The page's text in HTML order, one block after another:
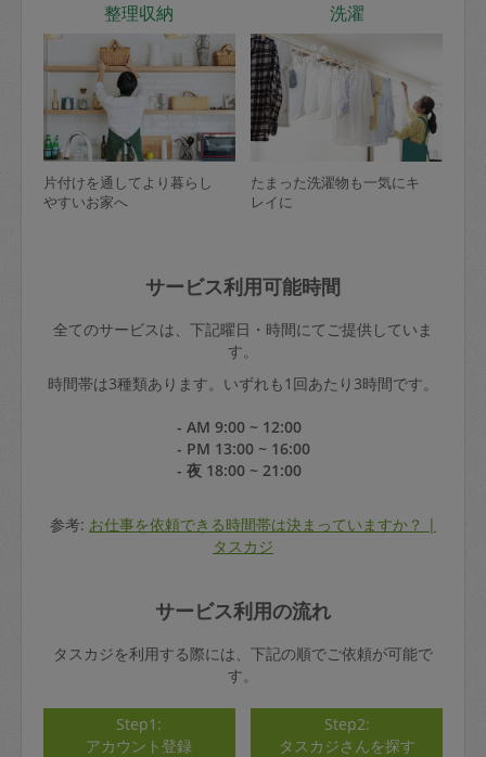
整理収納
片付けを通してより暮らし
やすいお家へ
洗濯
たまった洗濯物も一気にキ
レイに
サービス利用可能時間
全てのサービスは、下記曜日・時間にてご提供していま
す。
時間帯は3種類あります。いずれも1回あたり3時間です。
- AM 9:00 ~ 12:00
- PM 13:00 ~ 16:00
- 夜 18:00 ~ 21:00
参考: お仕事を依頼できる時間帯は決まっていますか？ |
タスカジ
サービス利用の流れ
タスカジを利用する際には、下記の順でご依頼が可能で
す。
Step1:
アカウント登録
Step2:
タスカジさんを探す